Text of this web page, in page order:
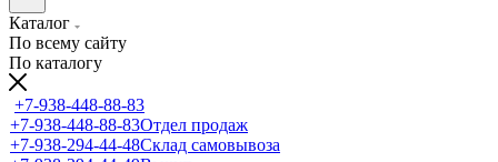
Каталог
По всему сайту
По каталогу
+7-938-448-88-83
+7-938-448-88-83Отдел продаж
+7-938-294-44-48Склад самовывоза